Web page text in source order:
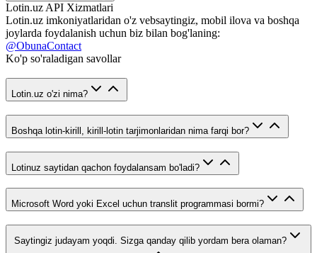
Lotin.uz API Xizmatlari
Lotin.uz imkoniyatlaridan o'z vebsaytingiz, mobil ilova va boshqa
joylarda foydalanish uchun biz bilan bog'laning:
@ObunaContact
Ko'p so'raladigan savollar
Lotin.uz o'zi nima?
Boshqa lotin-kirill, kirill-lotin tarjimonlaridan nima farqi bor?
Lotinuz saytidan qachon foydalansam bo'ladi?
Microsoft Word yoki Excel uchun translit programmasi bormi?
Saytingiz judayam yoqdi. Sizga qanday qilib yordam bera olaman?